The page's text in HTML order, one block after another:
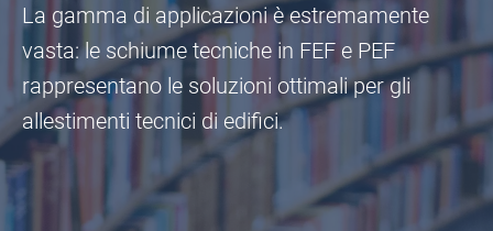
La gamma di applicazioni è estremamente
vasta: le schiume tecniche in FEF e PEF
rappresentano le soluzioni ottimali per gli
allestimenti tecnici di edifici.